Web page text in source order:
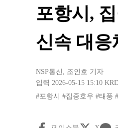
포항시,
신속 대응
NSP통신 , 조인호 기자
입력 2026-05-15 15:10
#포항시
#집중호우 #태풍